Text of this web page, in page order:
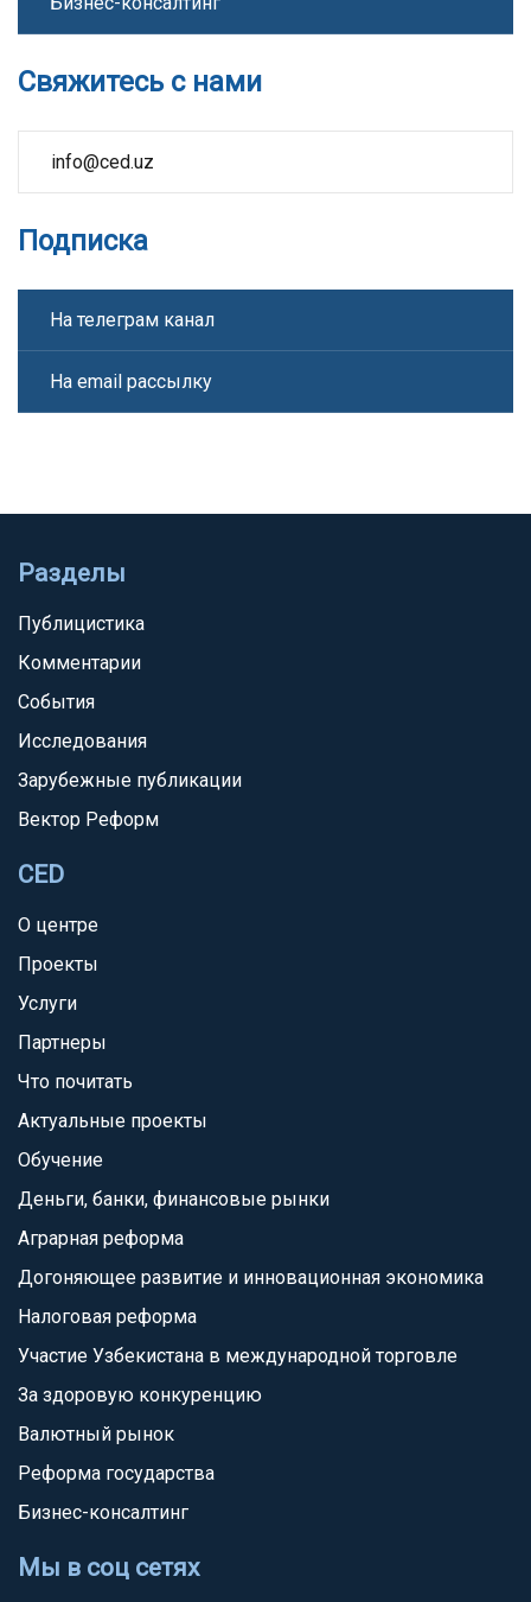
Свяжитесь с нами
info@ced.uz
Подписка
На телеграм канал
На email рассылку
Разделы
Публицистика
Комментарии
События
Исследования
Зарубежные публикации
Вектор Реформ
CED
О центре
Проекты
Услуги
Партнеры
Что почитать
Актуальные проекты
Обучение
Деньги, банки, финансовые рынки
Аграрная реформа
Догоняющее развитие и инновационная экономика
Налоговая реформа
Участие Узбекистана в международной торговле
За здоровую конкуренцию
Валютный рынок
Реформа государства
Бизнес-консалтинг
Мы в соц сетях